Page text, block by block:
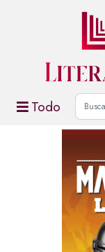
Todo